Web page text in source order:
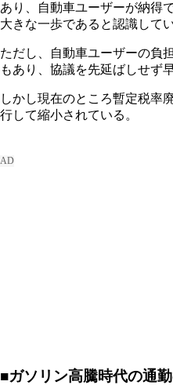
あり、自動車ユーザーが納得
大きな一歩であると認識してい
ただし、自動車ユーザーの負
もあり、協議を先延ばしせず
しかし現在のところ暫定税率
行して縮小されている。
■ガソリン高騰時代の通